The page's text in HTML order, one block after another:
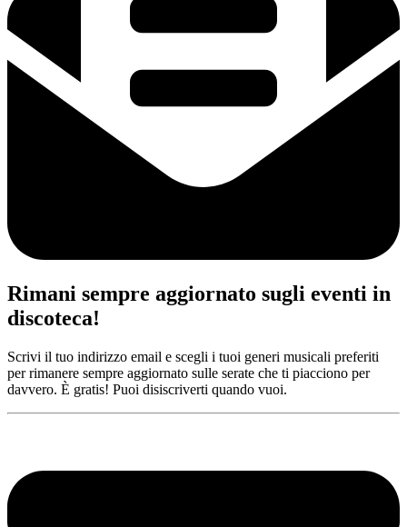
Rimani sempre aggiornato sugli eventi in
discoteca!
Scrivi il tuo indirizzo email e scegli i tuoi generi musicali preferiti
per rimanere sempre aggiornato sulle serate che ti piacciono per
davvero. È gratis! Puoi disiscriverti quando vuoi.